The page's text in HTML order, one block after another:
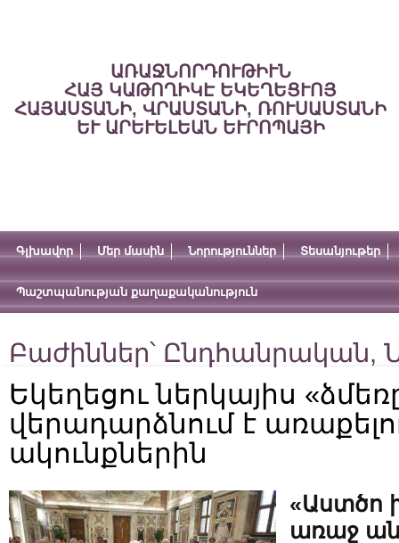
ԱՌԱՋՆՈՐԴՈՒԹԻՒՆ
ՀԱՅ ԿԱԹՈՂԻԿԷ ԵԿԵՂԵՑՒՈՅ
ՀԱՅԱՍՏԱՆԻ, ՎՐԱՍՏԱՆԻ, ՌՈՒՍԱՍՏԱՆԻ
ԵՒ ԱՐԵՒԵԼԵԱՆ ԵՒՐՈՊԱՅԻ
Գլխավոր Մեր մասին Նորություններ Տեսանյութեր
Պաշտպանության քաղաքականություն
Բաժիններ՝ Ընդհանրական,
Եկեղեցու ներկայիս
վերադարձնում է
ակունքներին
«Աստծո
առաջ